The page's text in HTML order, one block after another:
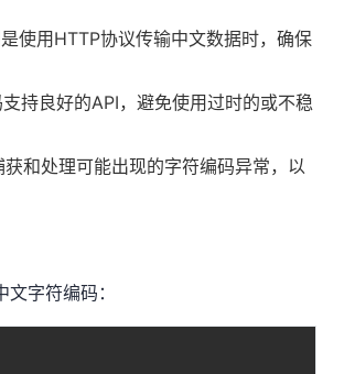
使用HTTP协议传输中文数据时，确保
持良好的API，避免使用过时的或不稳
和处理可能出现的字符编码异常，以
字符编码：